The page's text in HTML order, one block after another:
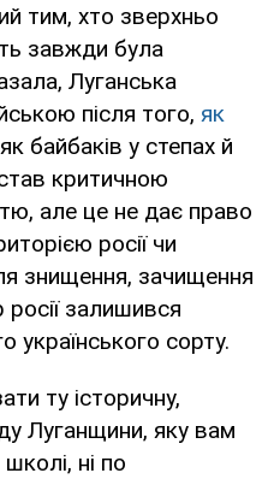
тим, хто зверхньо
завжди була
Луганська
після того, як
байбаків у степах й
критичною
але це не дає право
росії чи
знищення, зачищення
росії залишився
українського сорту.
ту історичну,
Луганщини, яку вам
ні по